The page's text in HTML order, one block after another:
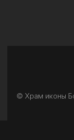
© Храм иконы